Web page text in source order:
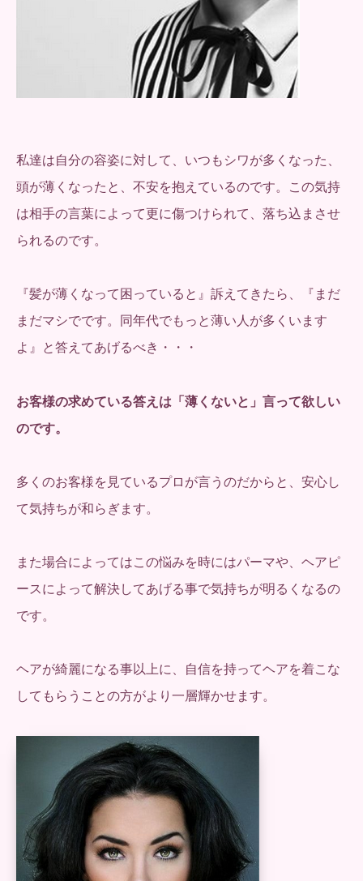
私達は自分の容姿に対して、いつもシワが多くなった、
頭が薄くなったと、不安を抱えているのです。この気持
は相手の言葉によって更に傷つけられて、落ち込まさせ
られるのです。
『髪が薄くなって困っていると』訴えてきたら、『まだ
まだマシでです。同年代でもっと薄い人が多くいます
よ』と答えてあげるべき・・・
お客様の求めている答えは「薄くないと」言って欲しい
のです。
多くのお客様を見ているプロが言うのだからと、安心し
て気持ちが和らぎます。
また場合によってはこの悩みを時にはパーマや、ヘアピ
ースによって解決してあげる事で気持ちが明るくなるの
です。
ヘアが綺麗になる事以上に、自信を持ってヘアを着こな
してもらうことの方がより一層輝かせます。